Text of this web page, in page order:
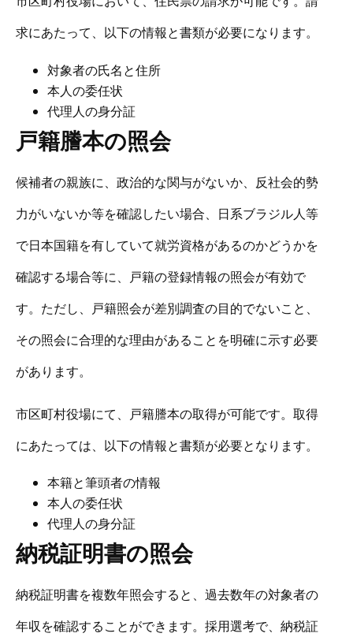
求にあたって、以下の情報と書類が必要になります。
対象者の氏名と住所
本人の委任状
代理人の身分証
戸籍謄本の照会
候補者の親族に、政治的な関与がないか、反社会的勢
力がいないか等を確認したい場合、日系ブラジル人等
で日本国籍を有していて就労資格があるのかどうかを
確認する場合等に、戸籍の登録情報の照会が有効で
す。ただし、戸籍照会が差別調査の目的でないこと、
その照会に合理的な理由があることを明確に示す必要
があります。
市区町村役場にて、戸籍謄本の取得が可能です。取得
にあたっては、以下の情報と書類が必要となります。
本籍と筆頭者の情報
本人の委任状
代理人の身分証
納税証明書の照会
納税証明書を複数年照会すると、過去数年の対象者の
年収を確認することができます。採用選考で、納税証